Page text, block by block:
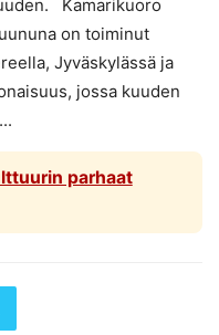
Kamarikuoro
on toiminut
Jyväskylässä ja
jossa kuuden
parhaat